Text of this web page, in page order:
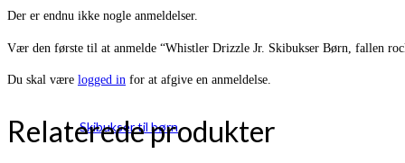
Skibukser til børn
Der er endnu ikke nogle anmeldelser.
Vær den første til at anmelde “Whistler Drizzle Jr. Skibukser Børn, fallen
Du skal være logged in for at afgive en anmeldelse.
Relaterede produkter